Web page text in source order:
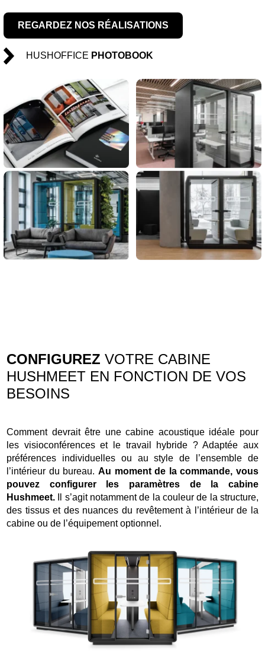
REGARDEZ NOS RÉALISATIONS
HUSHOFFICE PHOTOBOOK
CONFIGUREZ VOTRE CABINE
HUSHMEET EN FONCTION DE VOS
BESOINS
Comment devrait être une cabine acoustique idéale pour
les visioconférences et le travail hybride ? Adaptée aux
préférences individuelles ou au style de l’ensemble de
l’intérieur du bureau. Au moment de la commande, vous
pouvez configurer les paramètres de la cabine
Hushmeet. Il s’agit notamment de la couleur de la structure,
des tissus et des nuances du revêtement à l’intérieur de la
cabine ou de l’équipement optionnel.